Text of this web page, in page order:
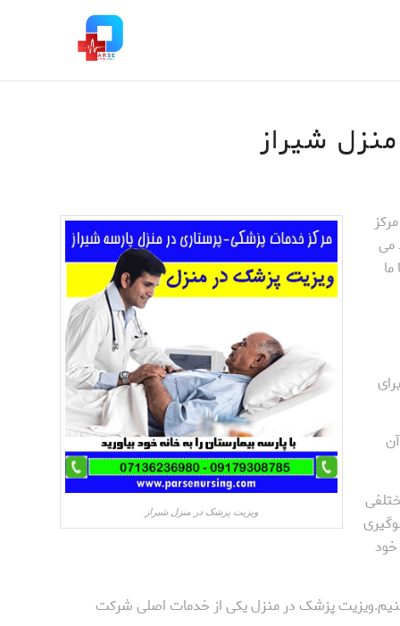
شیراز
ویزیت پزشک در منزل شیراز
می
خود
پزشک در منزل یکی از خدمات اصلی شرکت